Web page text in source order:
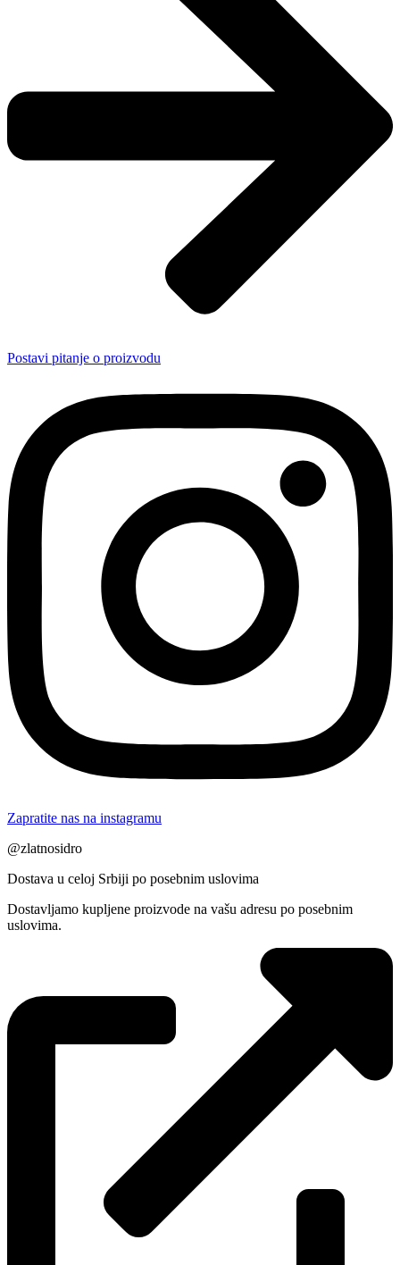
Postavi pitanje o proizvodu
Zapratite nas na instagramu
@zlatnosidro
Dostava u celoj Srbiji po posebnim uslovima
Dostavljamo kupljene proizvode na vašu adresu po posebnim
uslovima.